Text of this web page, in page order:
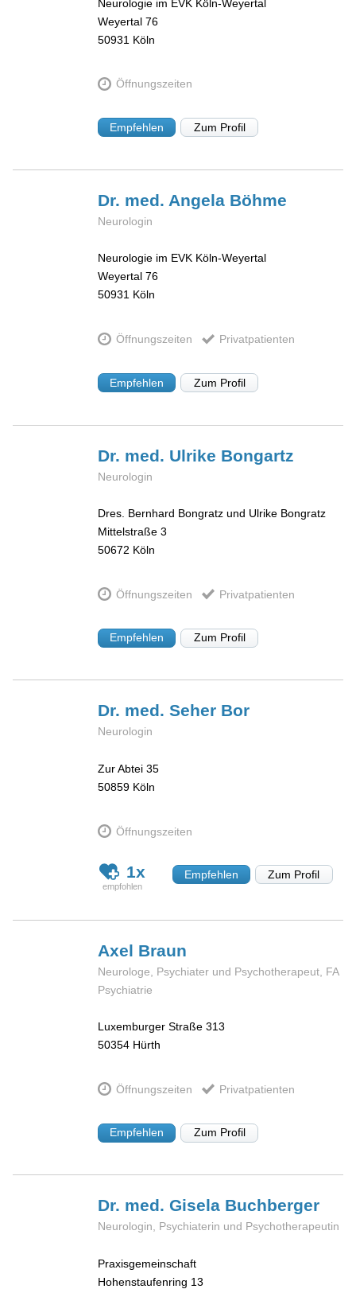
Neurologie im EVK Köln-Weyertal
Weyertal 76
50931 Köln
Öffnungszeiten
Empfehlen Zum Profil
Dr. med. Angela Böhme
Neurologin
Neurologie im EVK Köln-Weyertal
Weyertal 76
50931 Köln
Öffnungszeiten Privatpatienten
Empfehlen Zum Profil
Dr. med. Ulrike Bongartz
Neurologin
Dres. Bernhard Bongratz und Ulrike Bongratz
Mittelstraße 3
50672 Köln
Öffnungszeiten Privatpatienten
Empfehlen Zum Profil
Dr. med. Seher Bor
Neurologin
Zur Abtei 35
50859 Köln
Öffnungszeiten
1x Empfehlen Zum Profil
Axel Braun
Neurologe, Psychiater und Psychotherapeut, FA
Psychiatrie
Luxemburger Straße 313
50354 Hürth
Öffnungszeiten Privatpatienten
Empfehlen Zum Profil
Dr. med. Gisela Buchberger
Neurologin, Psychiaterin und Psychotherapeutin
Praxisgemeinschaft
Hohenstaufenring 13